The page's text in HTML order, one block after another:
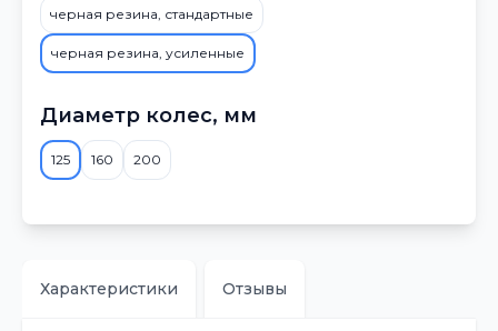
черная резина, стандартные
черная резина, усиленные
Диаметр колес, мм
125 160 200
Характеристики Отзывы